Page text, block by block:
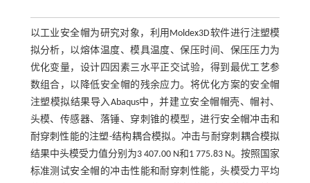
以工业安全帽为研究对象，利用Moldex3D软件进行注塑模
拟分析，以熔体温度、模具温度、保压时间、保压压力为
优化变量，设计四因素三水平正交试验，得到最优工艺参
数组合，以降低安全帽的残余应力。将优化方案的安全帽
注塑模拟结果导入Abaqus中，并建立安全帽帽壳、帽衬、
头模、传感器、落锤、穿刺锥的模型，进行安全帽冲击和
耐穿刺性能的注塑-结构耦合模拟。冲击与耐穿刺耦合模拟
结果中头模受力值分别为3 407.00 N和1 775.83 N。按照国家
标准测试安全帽的冲击性能和耐穿刺性能，头模受力平均